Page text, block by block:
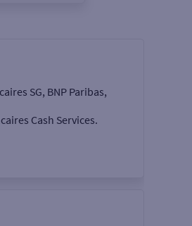
SG, BNP Paribas,
Cash Services.